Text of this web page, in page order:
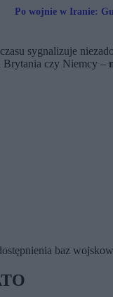
Po wojnie w Iranie:
sygnalizuje
Brytania czy Niemcy –
baz